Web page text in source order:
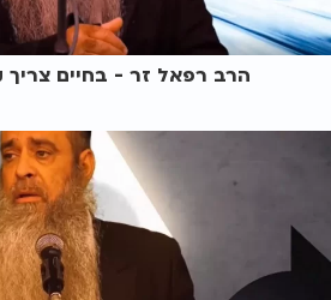
הרב רפאל זר - בחיים צריך